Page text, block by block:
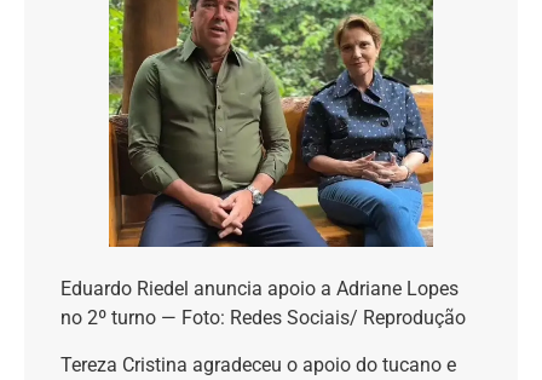
Eduardo Riedel anuncia apoio a Adriane Lopes
no 2º turno — Foto: Redes Sociais/ Reprodução
Tereza Cristina agradeceu o apoio do tucano e